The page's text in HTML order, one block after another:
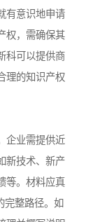
有意识地申请
权，需确保其
科可以提供商
理的知识产权
企业需提供近
新技术、新产
等。材料应真
整路径。如